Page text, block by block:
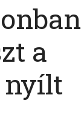
a
nyílt